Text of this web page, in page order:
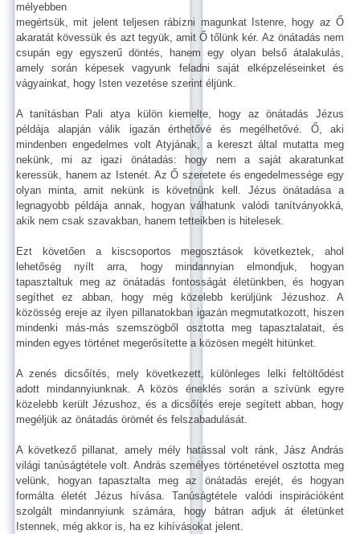
mélyebben
megértsük, mit jelent teljesen rábízni magunkat Istenre, hogy az Ő
akaratát kövessük és azt tegyük, amit Ő tőlünk kér. Az önátadás nem
csupán egy egyszerű döntés, hanem egy olyan belső átalakulás,
amely során képesek vagyunk feladni saját elképzeléseinket és
vágyainkat, hogy Isten vezetése szerint éljünk.
A tanításban Pali atya külön kiemelte, hogy az önátadás Jézus
példája alapján válik igazán érthetővé és megélhetővé. Ő, aki
mindenben engedelmes volt Atyjának, a kereszt által mutatta meg
nekünk, mi az igazi önátadás: hogy nem a saját akaratunkat
keressük, hanem az Istenét. Az Ő szeretete és engedelmessége egy
olyan minta, amit nekünk is követnünk kell. Jézus önátadása a
legnagyobb példája annak, hogyan válhatunk valódi tanítványokká,
akik nem csak szavakban, hanem tetteikben is hitelesek.
Ezt követően a kiscsoportos megosztások következtek, ahol
lehetőség nyílt arra, hogy mindannyian elmondjuk, hogyan
tapasztaltuk meg az önátadás fontosságát életünkben, és hogyan
segíthet ez abban, hogy még közelebb kerüljünk Jézushoz. A
közösség ereje az ilyen pillanatokban igazán megmutatkozott, hiszen
mindenki más-más szemszögből osztotta meg tapasztalatait, és
minden egyes történet megerősítette a közösen megélt hitünket.
A zenés dicsőítés, mely következett, különleges lelki feltöltődést
adott mindannyiunknak. A közös éneklés során a szívünk egyre
közelebb került Jézushoz, és a dicsőítés ereje segített abban, hogy
megéljük az önátadás örömét és felszabadulását.
A következő pillanat, amely mély hatással volt ránk, Jász András
világi tanúságtétele volt. András személyes történetével osztotta meg
velünk, hogyan tapasztalta meg az önátadás erejét, és hogyan
formálta életét Jézus hívása. Tanúságtétele valódi inspirációként
szolgált mindannyiunk számára, hogy bátran adjuk át életünket
Istennek, még akkor is, ha ez kihívásokat jelent.